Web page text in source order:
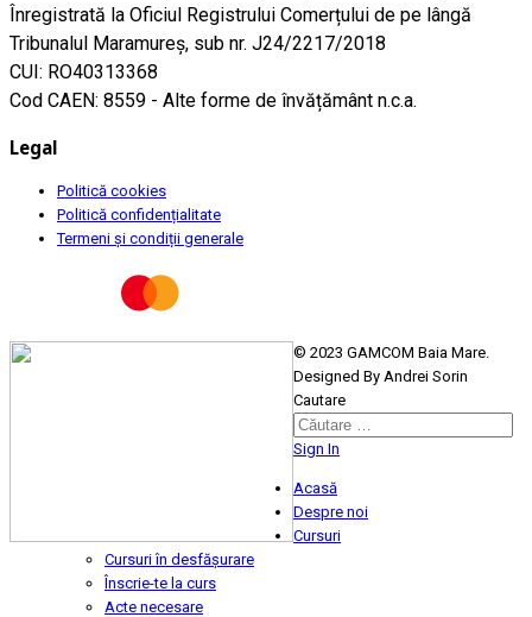
Înregistrată la Oficiul Registrului Comerțului de pe lângă
Tribunalul Maramureş, sub nr. J24/2217/2018
CUI: RO40313368
Cod CAEN: 8559 - Alte forme de învățământ n.c.a.
Legal
Politică cookies
Politică confidențialitate
Termeni și condiții generale
© 2023 GAMCOM Baia Mare.
Designed By Andrei Sorin
Cautare
Sign In
Acasă
Despre noi
Cursuri
Cursuri în desfășurare
Înscrie-te la curs
Acte necesare